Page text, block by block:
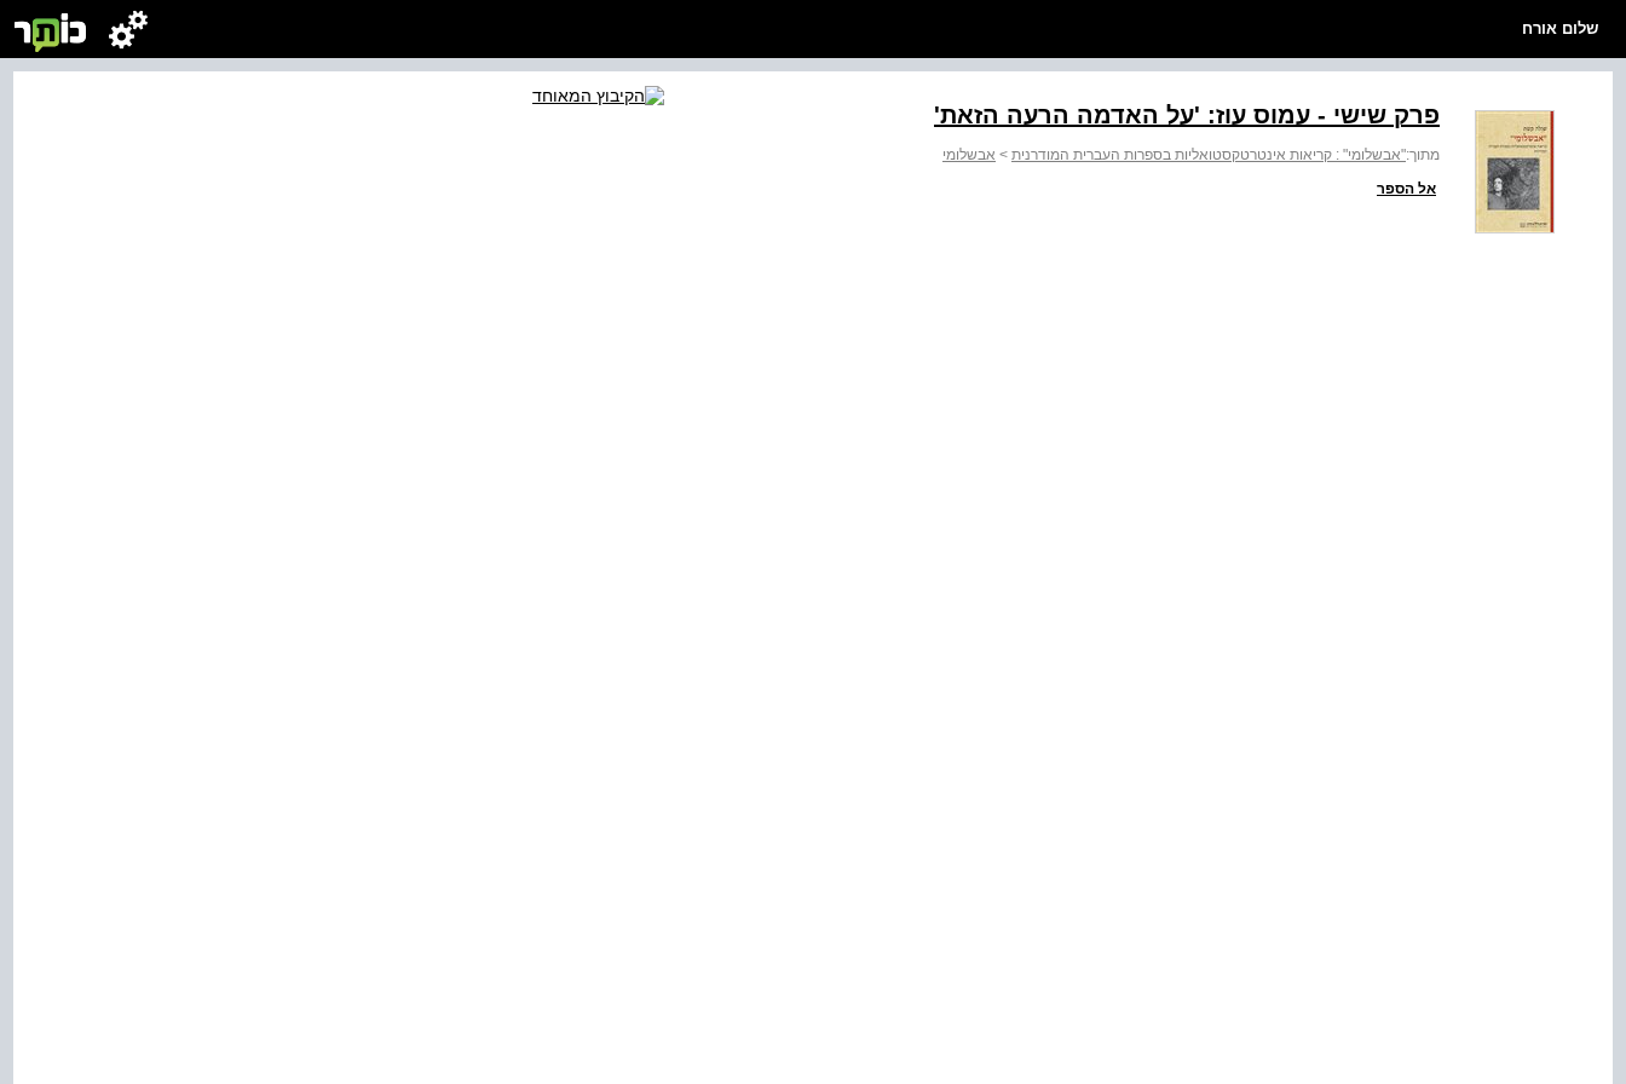
שלום אורח
פרק שישי - עמוס עוז: 'על האדמה הרעה הזאת'
מתוך:"אבשלומי" : קריאות אינטרטקסטואליות בספרות העברית המודרנית > אבשלומי
אל הספר